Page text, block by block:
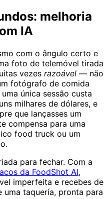
melhoria
IA
com o ângulo certo e
foto de telemóvel tirada
vezes razoável — não
fotógrafo de comida
única sessão custa
milhares de dólares, e
que lançasses um
compensa para uma
food truck ou um
para fechar. Com a
da FoodShot AI,
imperfeita e recebes de
uma taquería, pronta para